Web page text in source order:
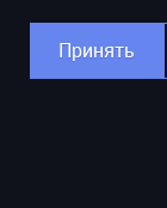
Принять